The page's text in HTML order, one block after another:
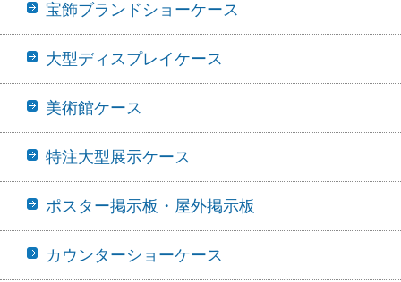
宝飾ブランドショーケース
大型ディスプレイケース
美術館ケース
特注大型展示ケース
ポスター掲示板・屋外掲示板
カウンターショーケース